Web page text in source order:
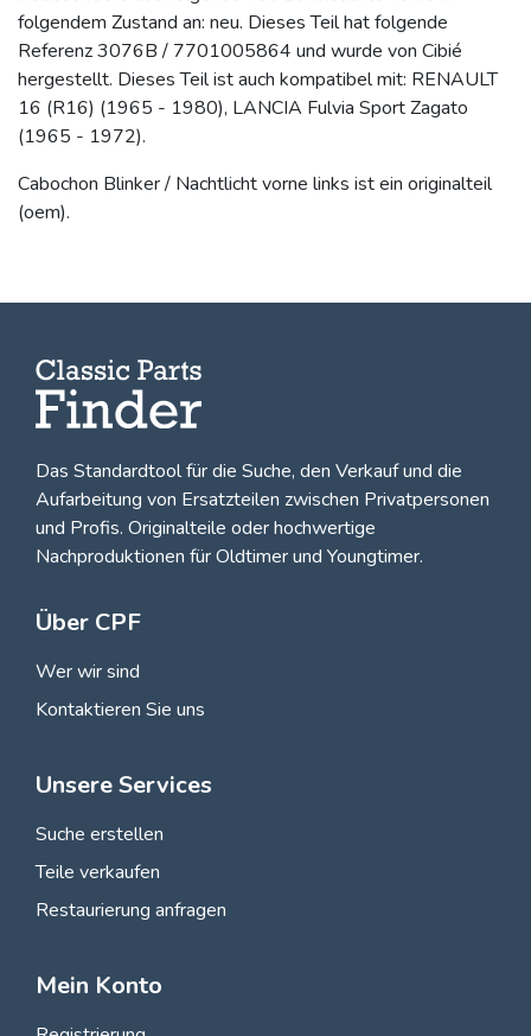
folgendem Zustand an: neu. Dieses Teil hat folgende
Referenz 3076B / 7701005864 und wurde von Cibié
hergestellt. Dieses Teil ist auch kompatibel mit: RENAULT
16 (R16) (1965 - 1980), LANCIA Fulvia Sport Zagato
(1965 - 1972).
Cabochon Blinker / Nachtlicht vorne links ist ein originalteil
(oem).
Das Standardtool für die Suche, den Verkauf und die
Aufarbeitung von Ersatzteilen zwischen Privatpersonen
und Profis. Originalteile oder hochwertige
Nachproduktionen für Oldtimer und Youngtimer.
Über CPF
Wer wir sind
Kontaktieren Sie uns
Unsere Services
Suche erstellen
Teile verkaufen
Restaurierung anfragen
Mein Konto